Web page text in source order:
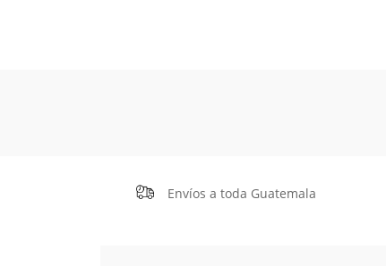
Envíos a toda Guatemala